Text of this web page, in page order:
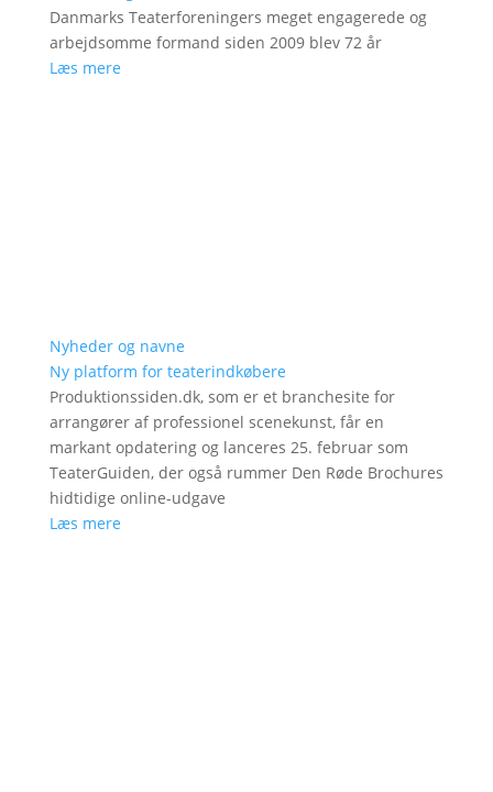
Danmarks Teaterforeningers meget engagerede og
arbejdsomme formand siden 2009 blev 72 år
Læs mere
Nyheder og navne
Ny platform for teaterindkøbere
Produktionssiden.dk, som er et branchesite for
arrangører af professionel scenekunst, får en
markant opdatering og lanceres 25. februar som
TeaterGuiden, der også rummer Den Røde Brochures
hidtidige online-udgave
Læs mere